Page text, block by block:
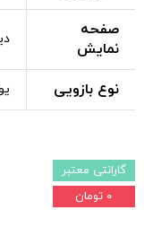
صفحه
نمایش
نوع بازویی
گارانتی معتبر
۰ تومان